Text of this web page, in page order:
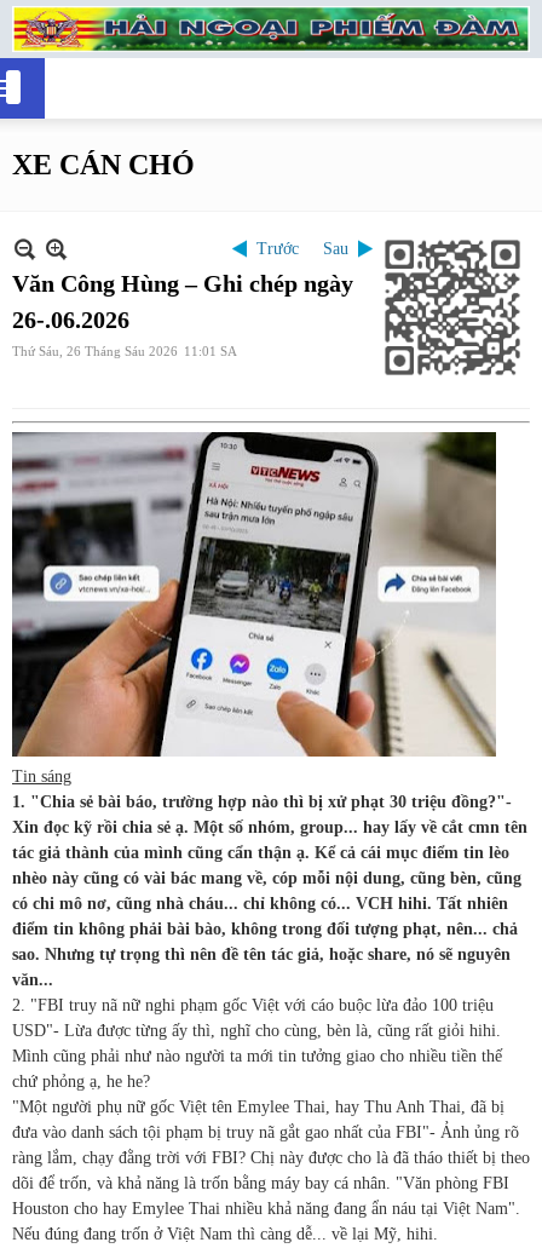
XE CÁN CHÓ
Trước Sau
Văn Công Hùng – Ghi chép ngày
26-.06.2026
Thứ Sáu, 26 Tháng Sáu 2026 11:01 SA
Tin sáng
1. "Chia sẻ bài báo, trường hợp nào thì bị xử phạt 30 triệu đồng?"-
Xin đọc kỹ rồi chia sẻ ạ. Một số nhóm, group... hay lấy về cắt cmn tên
tác giả thành của mình cũng cẩn thận ạ. Kể cả cái mục điểm tin lèo
nhèo này cũng có vài bác mang về, cóp mỗi nội dung, cũng bèn, cũng
có chi mô nơ, cũng nhà cháu... chỉ không có... VCH hihi. Tất nhiên
điểm tin không phải bài bào, không trong đối tượng phạt, nên... chả
sao. Nhưng tự trọng thì nên đề tên tác giả, hoặc share, nó sẽ nguyên
văn...
2. "FBI truy nã nữ nghi phạm gốc Việt với cáo buộc lừa đảo 100 triệu
USD"- Lừa được từng ấy thì, nghĩ cho cùng, bèn là, cũng rất giỏi hihi.
Mình cũng phải như nào người ta mới tin tưởng giao cho nhiều tiền thế
chứ phỏng ạ, he he?
"Một người phụ nữ gốc Việt tên Emylee Thai, hay Thu Anh Thai, đã bị
đưa vào danh sách tội phạm bị truy nã gắt gao nhất của FBI"- Ảnh ủng rõ
ràng lắm, chạy đằng trời với FBI? Chị này được cho là đã tháo thiết bị theo
dõi để trốn, và khả năng là trốn bằng máy bay cá nhân. "Văn phòng FBI
Houston cho hay Emylee Thai nhiều khả năng đang ẩn náu tại Việt Nam".
Nếu đúng đang trốn ở Việt Nam thì càng dễ... về lại Mỹ, hihi.